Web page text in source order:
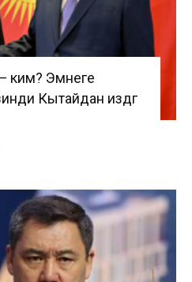
ким? Эмнеге
Кытайдан издөөгө